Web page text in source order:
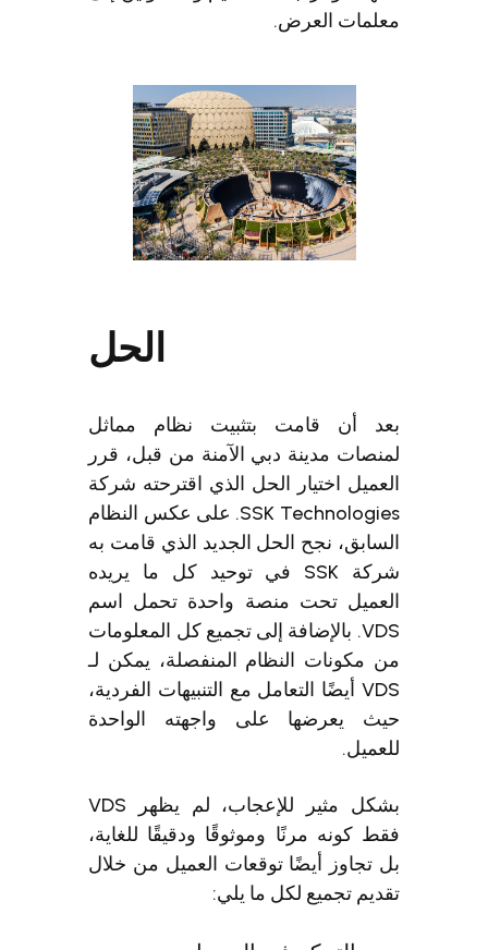
معلمات العرض.
بعد أن قامت بتثبيت نظام مماثل
لمنصات مدينة دبي الآمنة من قبل، قرر
العميل اختيار الحل الذي اقترحته شركة
SSK Technologies. على عكس النظام
السابق، نجح الحل الجديد الذي قامت به
شركة SSK في توحيد كل ما يريده
العميل تحت منصة واحدة تحمل اسم
VDS. بالإضافة إلى تجميع كل المعلومات
من مكونات النظام المنفصلة، يمكن لـ
VDS أيضًا التعامل مع التنبيهات الفردية،
حيث يعرضها على واجهته الواحدة
بشكل مثير للإعجاب، لم يظهر VDS
فقط كونه مرنًا وموثوقًا ودقيقًا للغاية،
بل تجاوز أيضًا توقعات العميل من خلال
تقديم تجميع لكل ما يلي: